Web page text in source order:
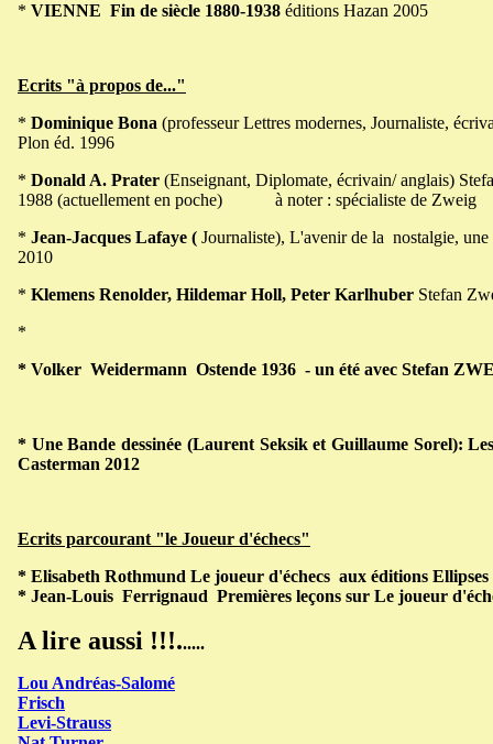
* VIENNE Fin de siècle 1880-1938 éditions Hazan 2005
Ecrits "à propos de..."
* Dominique Bona (professeur Lettres modernes, Journaliste,
Plon éd. 1996
* Donald A. Prater (Enseignant, Diplomate, écrivain/ anglais)
1988 (actuellement en poche) à noter : spécialiste de Zweig
* Jean-Jacques Lafaye ( Journaliste), L'avenir de la nostalgie,
2010
* Klemens Renolder, Hildemar Holl, Peter Karlhuber Stefan
*
* Volker Weidermann Ostende 1936 - un été avec Stefan
* Une Bande dessinée (Laurent Seksik et Guillaume Sorel):
Casterman 2012
Ecrits parcourant "le Joueur d'échecs"
* Elisabeth Rothmund Le joueur d'échecs aux éditions Ellipses
* Jean-Louis Ferrignaud Premières leçons sur Le joueur
A lire aussi !!!......
Lou Andréas-Salomé
Frisch
Levi-Strauss